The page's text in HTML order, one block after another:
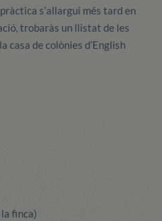
s’allargui més tard en
trobaràs un llistat de les
casa de colònies d’English
finca)